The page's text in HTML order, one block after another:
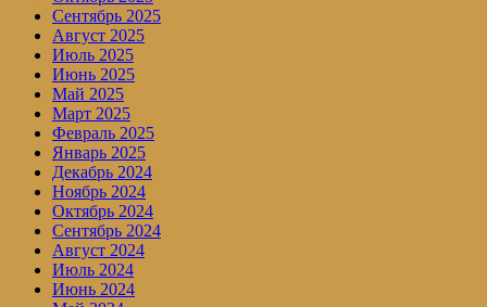
Сентябрь 2025
Август 2025
Июль 2025
Июнь 2025
Май 2025
Март 2025
Февраль 2025
Январь 2025
Декабрь 2024
Ноябрь 2024
Октябрь 2024
Сентябрь 2024
Август 2024
Июль 2024
Июнь 2024